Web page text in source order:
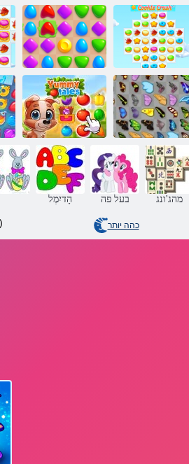
קחשמ תריז 3 תויגוע קוסיר
םימיעט םירופיס יאדויק רפרפ
הָדיִמְל בעל פה מהג'ונג
כהה יותר